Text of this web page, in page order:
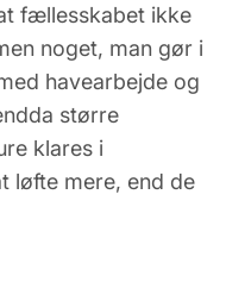
fællesskabet ikke
noget, man gør i
havearbejde og
større
klares i
løfte mere, end de